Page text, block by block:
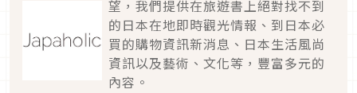
望，我們提供在旅遊書上絕對找不到
的日本在地即時觀光情報、到日本必
買的購物資訊新消息、日本生活風尚
資訊以及藝術、文化等，豐富多元的
內容。